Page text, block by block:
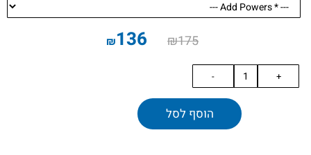
₪175
₪136
הוסף לסל